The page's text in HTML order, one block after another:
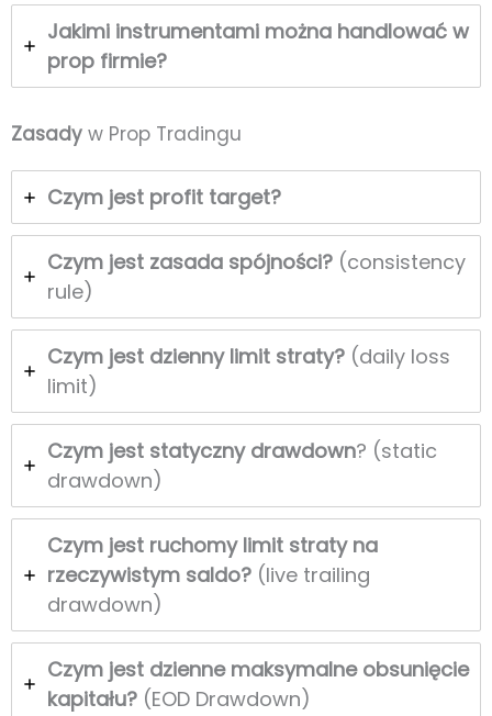
Jakimi instrumentami można handlować w
prop firmie?
Zasady w Prop Tradingu
Czym jest profit target?
Czym jest zasada spójności? (consistency
rule)
Czym jest dzienny limit straty? (daily loss
limit)
Czym jest statyczny drawdown? (static
drawdown)
Czym jest ruchomy limit straty na
rzeczywistym saldo? (live trailing
drawdown)
Czym jest dzienne maksymalne obsunięcie
kapitału? (EOD Drawdown)